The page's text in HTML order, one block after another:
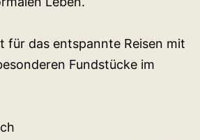
für das entspannte Reisen mit
Fundstücke im